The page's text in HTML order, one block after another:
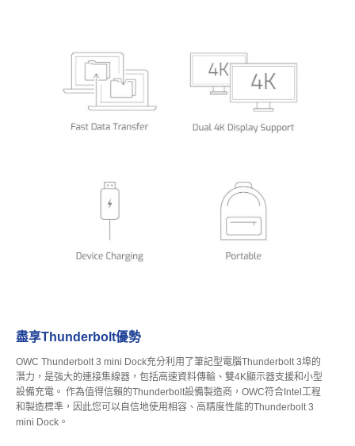
盡享Thunderbolt優勢
OWC Thunderbolt 3 mini Dock充分利用了筆記型電腦Thunderbolt 3埠的
潛力，是強大的連接集線器，包括高速資料傳輸、雙4K顯示器支援和小型
設備充電。 作為值得信賴的Thunderbolt設備製造商，OWC符合Intel工程
和製造標準，因此您可以自信地使用相容、高精度性能的Thunderbolt 3
mini Dock。